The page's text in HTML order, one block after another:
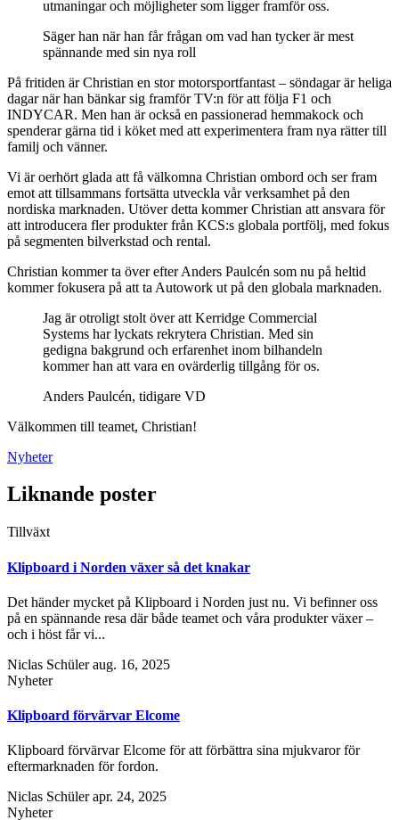
utmaningar och möjligheter som ligger framför oss.
Säger han när han får frågan om vad han tycker är mest
spännande med sin nya roll
På fritiden är Christian en stor motorsportfantast – söndagar är heliga
dagar när han bänkar sig framför TV:n för att följa F1 och
INDYCAR. Men han är också en passionerad hemmakock och
spenderar gärna tid i köket med att experimentera fram nya rätter till
familj och vänner.
Vi är oerhört glada att få välkomna Christian ombord och ser fram
emot att tillsammans fortsätta utveckla vår verksamhet på den
nordiska marknaden. Utöver detta kommer Christian att ansvara för
att introducera fler produkter från KCS:s globala portfölj, med fokus
på segmenten bilverkstad och rental.
Christian kommer ta över efter Anders Paulcén som nu på heltid
kommer fokusera på att ta Autowork ut på den globala marknaden.
Jag är otroligt stolt över att Kerridge Commercial
Systems har lyckats rekrytera Christian. Med sin
gedigna bakgrund och erfarenhet inom bilhandeln
kommer han att vara en ovärderlig tillgång för os.
Anders Paulcén, tidigare VD
Välkommen till teamet, Christian!
Nyheter
Liknande poster
Tillväxt
Klipboard i Norden växer så det knakar
Det händer mycket på Klipboard i Norden just nu. Vi befinner oss
på en spännande resa där både teamet och våra produkter växer –
och i höst får vi...
Niclas Schüleraug. 16, 2025
Nyheter
Klipboard förvärvar Elcome
Klipboard förvärvar Elcome för att förbättra sina mjukvaror för
eftermarknaden för fordon.
Niclas Schülerapr. 24, 2025
Nyheter